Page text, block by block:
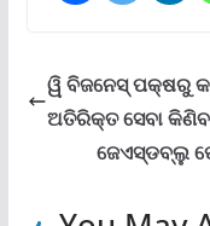
ୱି ବିଜନେସ୍ ପକ୍ଷରୁ
ଅତିରିକ୍ତ ସେବା
ଜେଏସ୍‌ଡବ୍ଲୁ